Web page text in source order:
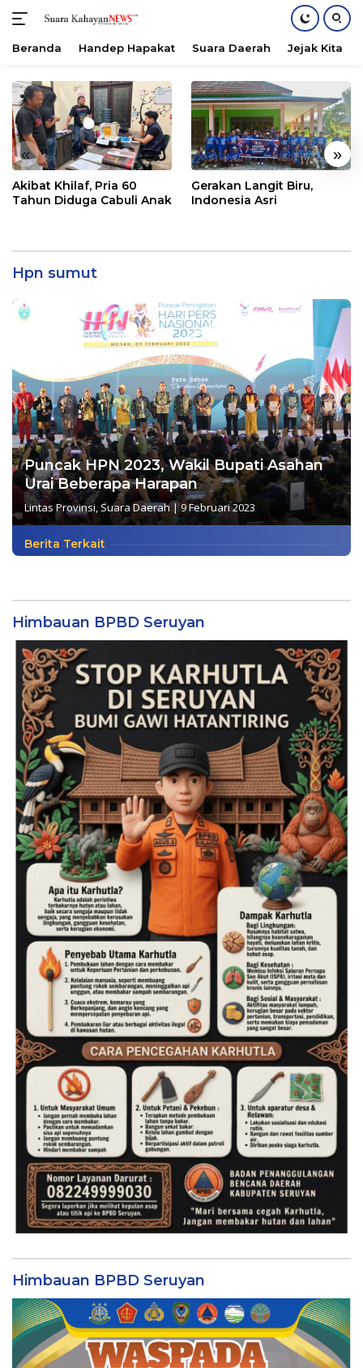
konten
Beranda Handep Hapakat Suara Daerah Jejak Kita
« »
Akibat Khilaf, Pria 60
Tahun Diduga Cabuli Anak
Gerakan Langit Biru,
Indonesia Asri
Hpn sumut
Puncak HPN 2023, Wakil Bupati Asahan
Urai Beberapa Harapan
Lintas Provinsi, Suara Daerah|9 Februari 2023
Berita Terkait
Himbauan BPBD Seruyan
Himbauan BPBD Seruyan